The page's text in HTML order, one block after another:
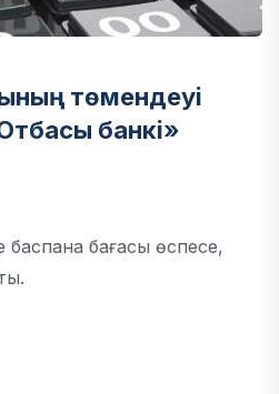
төмендеуі
банкі»
баспана бағасы өспесе,